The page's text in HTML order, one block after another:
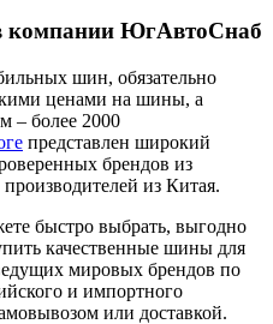
ЮгАвтоСнаб
шин, обязательно
ценами на шины, а
– более 2000
представлен широкий
брендов из
из Китая.
быстро выбрать, выгодно
качественные шины для
мировых брендов по
и импортного
или доставкой.